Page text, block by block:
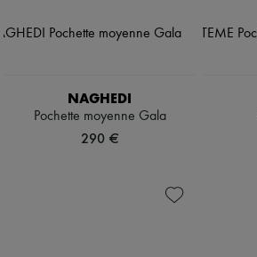
NAGHEDI
Pochette moyenne Gala
290 €